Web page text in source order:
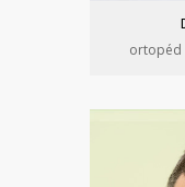
ortopéd